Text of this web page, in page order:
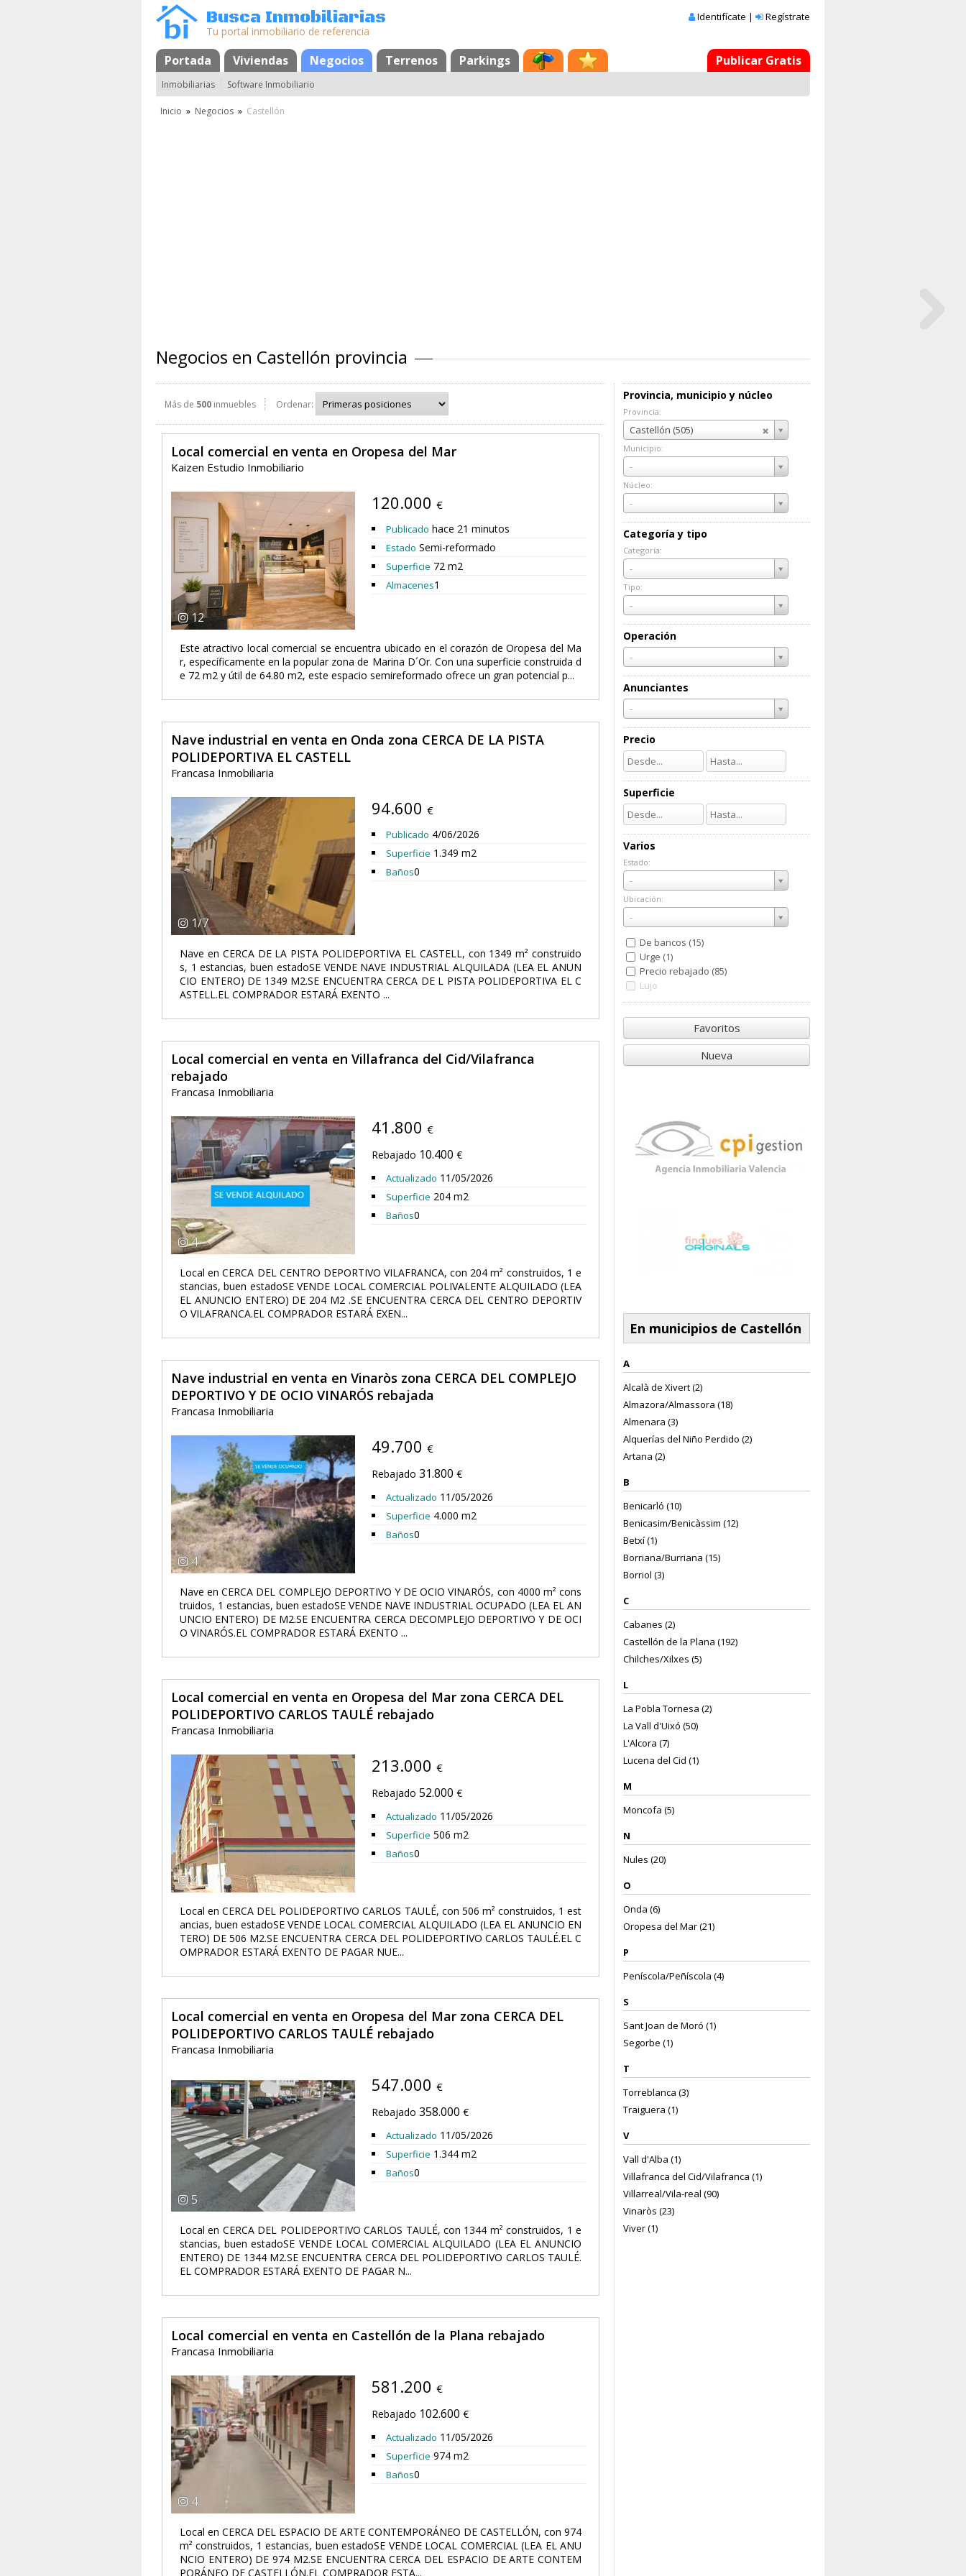
Busca Inmobiliarias
Tu portal inmobiliario de referencia
Identifícate | Regístrate
Portada Viviendas Negocios Terrenos Parkings
MapaFavoritos Publicar Gratis
Inmobiliarias Software Inmobiliario
Inicio » Negocios » Castellón
Negocios en Castellón provincia
Provincia, municipio y núcleo
Provincia:
Castellón (505)
Provincia:
Municipio:
-
Municipio:
Núcleo:
-
Núcleo:
Categoría y tipo
Categoría:
-
Categoría:
Tipo:
-
Tipo:
Operación
-
Anunciantes
-
Precio
Superficie
Varios
Estado:
-
Estado:
Ubicación:
-
Ubicación:
De bancos (15)
Urge (1)
Precio rebajado (85)
Lujo
Favoritos
Nueva
En municipios de Castellón
A
Alcalà de Xivert (2)
Almazora/Almassora (18)
Almenara (3)
Alquerías del Niño Perdido (2)
Artana (2)
B
Benicarló (10)
Benicasim/Benicàssim (12)
Betxí (1)
Borriana/Burriana (15)
Borriol (3)
C
Cabanes (2)
Castellón de la Plana (192)
Chilches/Xilxes (5)
L
La Pobla Tornesa (2)
La Vall d'Uixó (50)
L'Alcora (7)
Lucena del Cid (1)
M
Moncofa (5)
N
Nules (20)
O
Onda (6)
Oropesa del Mar (21)
P
Peníscola/Peñíscola (4)
S
Sant Joan de Moró (1)
Segorbe (1)
T
Torreblanca (3)
Traiguera (1)
V
Vall d'Alba (1)
Villafranca del Cid/Vilafranca (1)
Villarreal/Vila-real (90)
Vinaròs (23)
Viver (1)
Más de 500 inmuebles Ordenar:
Local comercial en venta en Oropesa del Mar
Kaizen Estudio Inmobiliario
12
120.000 €
Publicado hace 21 minutos
Estado Semi-reformado
Superficie 72 m2
Almacenes1
Este atractivo local comercial se encuentra ubicado en el corazón de Oropesa del Ma
r, específicamente en la popular zona de Marina D´Or. Con una superficie construida d
e 72 m2 y útil de 64.80 m2, este espacio semireformado ofrece un gran potencial p...
Nave industrial en venta en Onda zona CERCA DE LA PISTA
POLIDEPORTIVA EL CASTELL
Francasa Inmobiliaria
1/7
94.600 €
Publicado 4/06/2026
Superficie 1.349 m2
Baños0
Nave en CERCA DE LA PISTA POLIDEPORTIVA EL CASTELL, con 1349 m² construido
s, 1 estancias, buen estadoSE VENDE NAVE INDUSTRIAL ALQUILADA (LEA EL ANUN
CIO ENTERO) DE 1349 M2.SE ENCUENTRA CERCA DE L PISTA POLIDEPORTIVA EL C
ASTELL.EL COMPRADOR ESTARÁ EXENTO ...
Local comercial en venta en Villafranca del Cid/Vilafranca
rebajado
Francasa Inmobiliaria
4
41.800 €
Rebajado 10.400 €
Actualizado 11/05/2026
Superficie 204 m2
Baños0
Local en CERCA DEL CENTRO DEPORTIVO VILAFRANCA, con 204 m² construidos, 1 e
stancias, buen estadoSE VENDE LOCAL COMERCIAL POLIVALENTE ALQUILADO (LEA
EL ANUNCIO ENTERO) DE 204 M2 .SE ENCUENTRA CERCA DEL CENTRO DEPORTIV
O VILAFRANCA.EL COMPRADOR ESTARÁ EXEN...
Nave industrial en venta en Vinaròs zona CERCA DEL COMPLEJO
DEPORTIVO Y DE OCIO VINARÓS rebajada
Francasa Inmobiliaria
4
49.700 €
Rebajado 31.800 €
Actualizado 11/05/2026
Superficie 4.000 m2
Baños0
Nave en CERCA DEL COMPLEJO DEPORTIVO Y DE OCIO VINARÓS, con 4000 m² cons
truidos, 1 estancias, buen estadoSE VENDE NAVE INDUSTRIAL OCUPADO (LEA EL AN
UNCIO ENTERO) DE M2.SE ENCUENTRA CERCA DECOMPLEJO DEPORTIVO Y DE OCI
O VINARÓS.EL COMPRADOR ESTARÁ EXENTO ...
Local comercial en venta en Oropesa del Mar zona CERCA DEL
POLIDEPORTIVO CARLOS TAULÉ rebajado
Francasa Inmobiliaria
4
213.000 €
Rebajado 52.000 €
Actualizado 11/05/2026
Superficie 506 m2
Baños0
Local en CERCA DEL POLIDEPORTIVO CARLOS TAULÉ, con 506 m² construidos, 1 est
ancias, buen estadoSE VENDE LOCAL COMERCIAL ALQUILADO (LEA EL ANUNCIO EN
TERO) DE 506 M2.SE ENCUENTRA CERCA DEL POLIDEPORTIVO CARLOS TAULÉ.EL C
OMPRADOR ESTARÁ EXENTO DE PAGAR NUE...
Local comercial en venta en Oropesa del Mar zona CERCA DEL
POLIDEPORTIVO CARLOS TAULÉ rebajado
Francasa Inmobiliaria
5
547.000 €
Rebajado 358.000 €
Actualizado 11/05/2026
Superficie 1.344 m2
Baños0
Local en CERCA DEL POLIDEPORTIVO CARLOS TAULÉ, con 1344 m² construidos, 1 e
stancias, buen estadoSE VENDE LOCAL COMERCIAL ALQUILADO (LEA EL ANUNCIO
ENTERO) DE 1344 M2.SE ENCUENTRA CERCA DEL POLIDEPORTIVO CARLOS TAULÉ.
EL COMPRADOR ESTARÁ EXENTO DE PAGAR N...
Local comercial en venta en Castellón de la Plana rebajado
Francasa Inmobiliaria
4
581.200 €
Rebajado 102.600 €
Actualizado 11/05/2026
Superficie 974 m2
Baños0
Local en CERCA DEL ESPACIO DE ARTE CONTEMPORÁNEO DE CASTELLÓN, con 974
m² construidos, 1 estancias, buen estadoSE VENDE LOCAL COMERCIAL (LEA EL ANU
NCIO ENTERO) DE 974 M2.SE ENCUENTRA CERCA DEL ESPACIO DE ARTE CONTEM
PORÁNEO DE CASTELLÓN.EL COMPRADOR ESTA...